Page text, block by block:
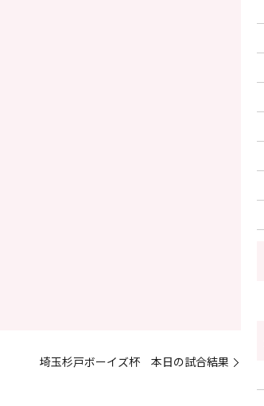
埼玉杉戸ボーイズ杯 本日の試合結果